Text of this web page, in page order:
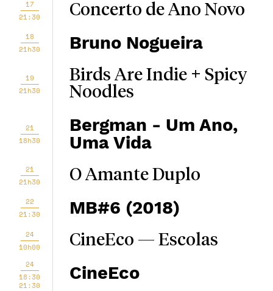
17
21:30
Concerto de Ano Novo
18
21h30
Bruno Nogueira
19
21h30
Birds Are Indie + Spicy
Noodles
21
18h30
Bergman - Um Ano,
Uma Vida
21
21h30
O Amante Duplo
22
21:30
MB#6 (2018)
24
10h00
CineEco — Escolas
24
18:30
21:30
CineEco